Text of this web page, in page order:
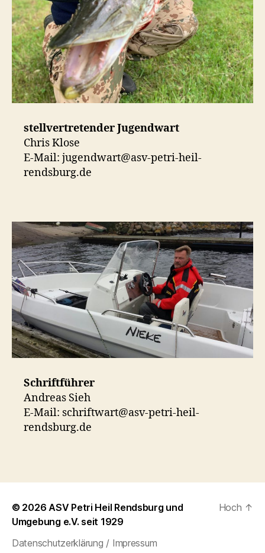
stellvertretender Jugendwart
Chris Klose
E-Mail: jugendwart@asv-petri-heil-
rendsburg.de
Schriftführer
Andreas Sieh
E-Mail: schriftwart@asv-petri-heil-
rendsburg.de
© 2026 ASV Petri Heil Rendsburg und
Umgebung e.V. seit 1929
Datenschutzerklärung / Impressum
Hoch ↑